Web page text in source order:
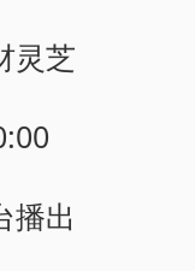
灵芝
播出